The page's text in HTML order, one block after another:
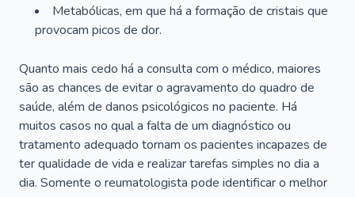
Metabólicas, em que há a formação de cristais que
provocam picos de dor.
Quanto mais cedo há a consulta com o médico, maiores
são as chances de evitar o agravamento do quadro de
saúde, além de danos psicológicos no paciente. Há
muitos casos no qual a falta de um diagnóstico ou
tratamento adequado tornam os pacientes incapazes de
ter qualidade de vida e realizar tarefas simples no dia a
dia. Somente o reumatologista pode identificar o melhor